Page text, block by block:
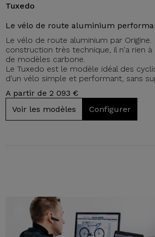
Tuxedo
Le vélo de route aluminium
Le vélo de route aluminium par Origine.
construction très technique, il n'a rien à
de modèles carbone.
Le Tuxedo est le modèle idéal des
d'un vélo simple et performant, sans
A partir de 2 093 €
Voir les modèles
Configurer